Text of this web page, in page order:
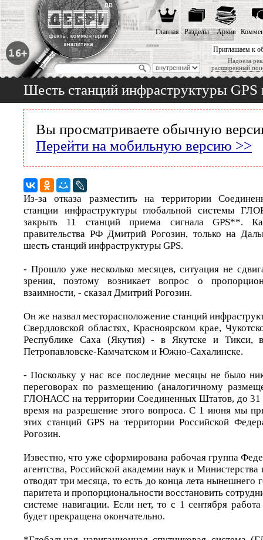
Приглашаем к
Надоела
расширенный
Главная Разделы Архив
Шесть станций инфраструктуры
Вы просматриваете обычную
Перейти на мобильную версию >>
Из-за отказа разместить на территории
станции инфраструктуры глобальной системы
закрыть 11 станций приема сигнала GPS**.
правительства РФ Дмитрий Рогозин, только на
шесть станций инфраструктуры GPS.
- Прошло уже несколько месяцев, ситуация не
зрения, поэтому возникает вопрос о
взаимности, - сказал Дмитрий Рогозин.
Он же назвал месторасположение станций
Свердловской областях, Красноярском крае,
Республике Саха (Якутия) - в Якутске и Тикси,
Петропавловске-Камчатском и Южно-Сахалинске.
- Поскольку у нас все последние месяцы не было
переговорах по размещению (аналогичному
ГЛОНАСС на территории Соединенных Штатов, до 31
время на разрешение этого вопроса. С 1 июня мы
этих станций GPS на территории Российской
Рогозин.
Известно, что уже сформирована рабочая группа
агентства, Российской академии наук и
отводят три месяца, то есть до конца лета нынешнего
паритета и пропорциональности восстановить
системе навигации. Если нет, то с 1 сентября
будет прекращена окончательно.